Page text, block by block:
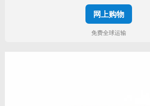
网上购物
免费全球运输